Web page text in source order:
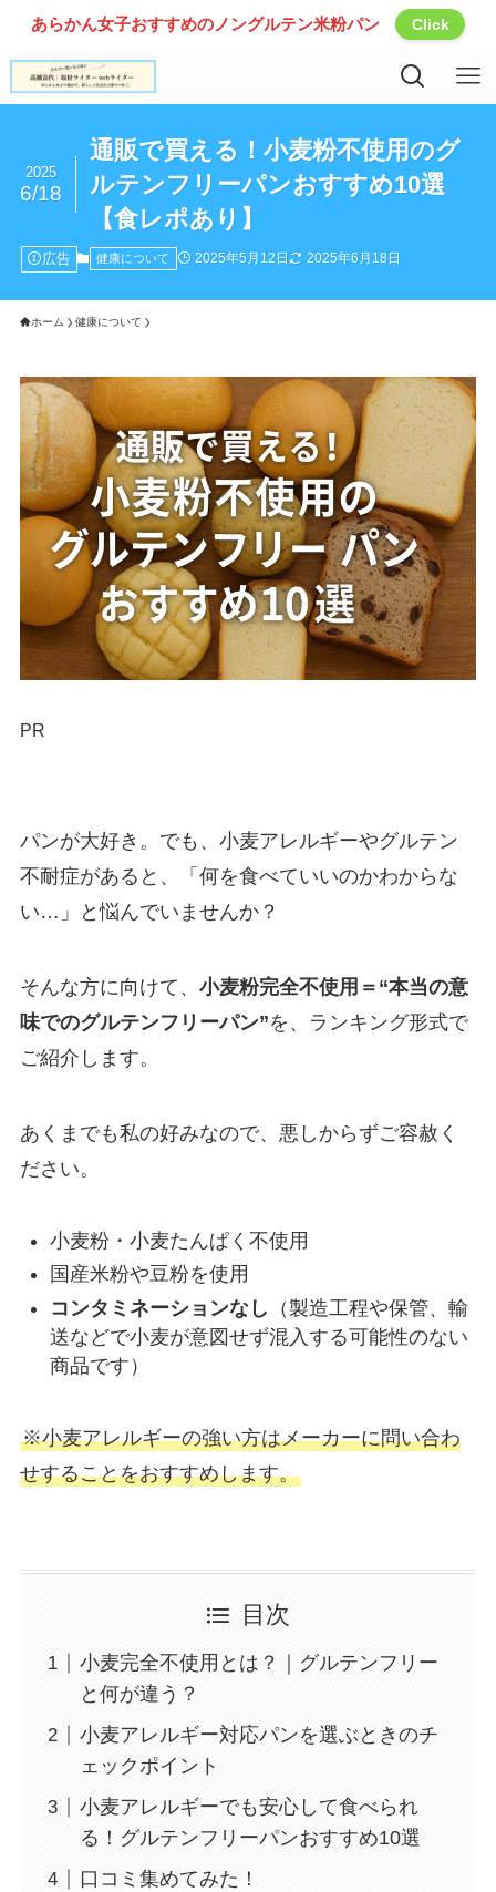
あらかん女子おすすめのノングルテン米粉パン Click
通販で買える！小麦粉不使用のグ
ルテンフリーパンおすすめ10選
【食レポあり】
2025
6/18
広告 健康について 2025年5月12日 2025年6月18日
ホーム 健康について
PR
パンが大好き。でも、小麦アレルギーやグルテン
不耐症があると、「何を食べていいのかわからな
い…」と悩んでいませんか？
そんな方に向けて、 小麦粉完全不使用＝“本当の意
味でのグルテンフリーパン”を、ランキング形式で
ご紹介します。
あくまでも私の好みなので、悪しからずご容赦く
ださい。
小麦粉・小麦たんぱく不使用
国産米粉や豆粉を使用
コンタミネーションなし （製造工程や保管、輸
送などで小麦が意図せず混入する可能性のない
商品です）
※小麦アレルギーの強い方はメーカーに問い合わ
せすることをおすすめします。
目次
小麦完全不使用とは？｜グルテンフリー
と何が違う？
小麦アレルギー対応パンを選ぶときのチ
ェックポイント
小麦アレルギーでも安心して食べられ
る！グルテンフリーパンおすすめ10選
口コミ集めてみた！